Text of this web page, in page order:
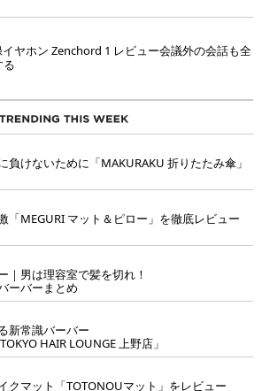
ヤホン Zenchord 1 レビュー会議外の会話も全
る
負けないために「MAKURAKU 折りたたみ傘」
「MEGURI マット＆ピロー」を徹底レビュー
｜男は理容室で髪を切れ！
ーバーまとめ
新常識バーバー
HAIR LOUNGE 上野店」
クマット「TOTONOUマット」をレビュー